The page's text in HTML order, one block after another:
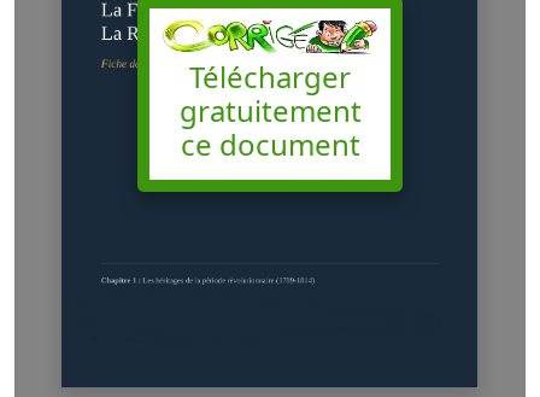
Télécharger
gratuitement
ce document